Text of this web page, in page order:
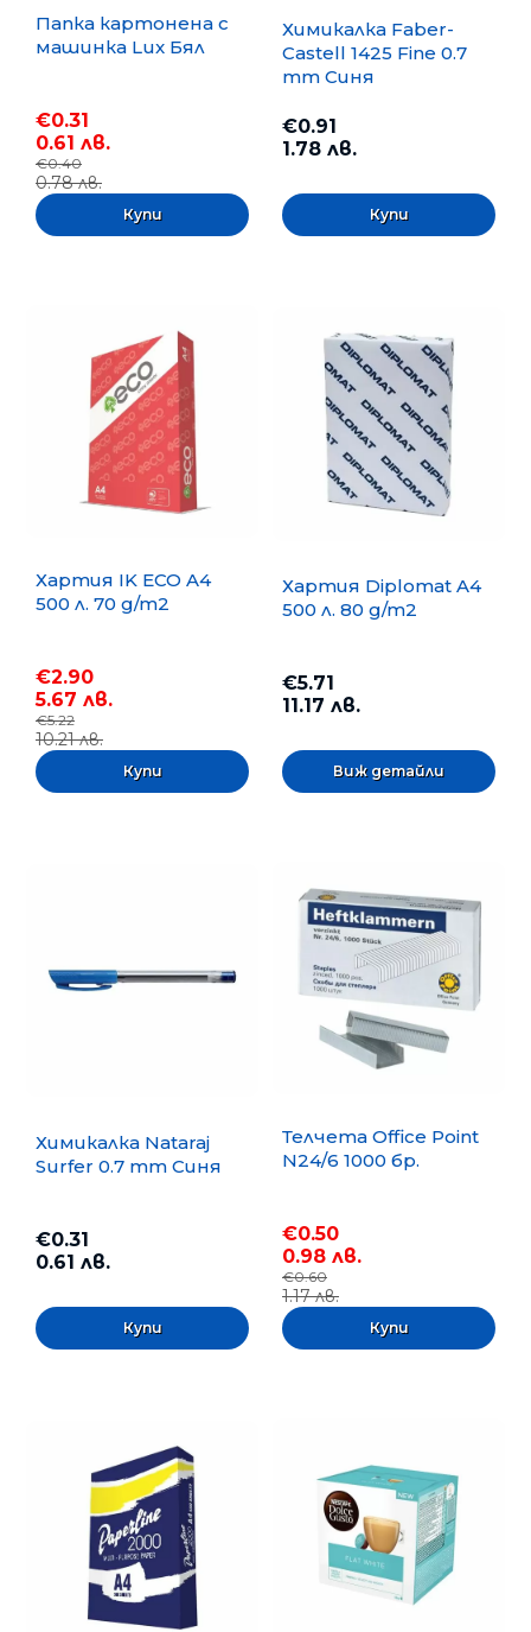
Папка картонена с
машинка Lux Бял
€0.31
0.61 лв.
€0.40
0.78 лв.
Химикалка Faber-
Castell 1425 Fine 0.7
mm Синя
€0.91
1.78 лв.
Хартия IK ECO A4
500 л. 70 g/m2
€2.90
5.67 лв.
€5.22
10.21 лв.
Хартия Diplomat A4
500 л. 80 g/m2
€5.71
11.17 лв.
Виж детайли
Химикалка Nataraj
Surfer 0.7 mm Синя
€0.31
0.61 лв.
Телчета Office Point
N24/6 1000 бр.
€0.50
0.98 лв.
€0.60
1.17 лв.